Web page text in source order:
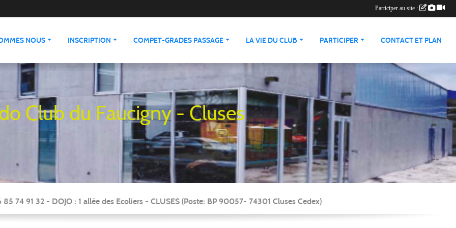
NOUS INSCRIPTION COMPET-GRADES PASSAGE LA VIE DU CLUB PARTICIPER CONTACT ET PLAN
Club du Faucigny - Cluses
74 91 32 - DOJO : 1 allée des Ecoliers - CLUSES (Poste: BP 90057- 74301 Cluses Cedex)
Participer au site :